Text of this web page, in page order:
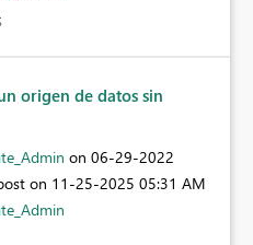
origen de datos sin
on ‎06-29-2022
on ‎11-25-2025 05:31 AM